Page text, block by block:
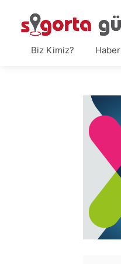
Biz Kimiz? Haber